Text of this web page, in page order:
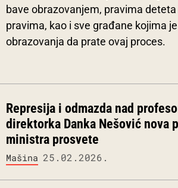
bave obrazovanjem, pravima
pravima, kao i sve građane kojima
obrazovanja da prate ovaj proces.
Represija i odmazda nad
direktorka Danka Nešović nova
ministra prosvete
Mašina 25.02.2026.